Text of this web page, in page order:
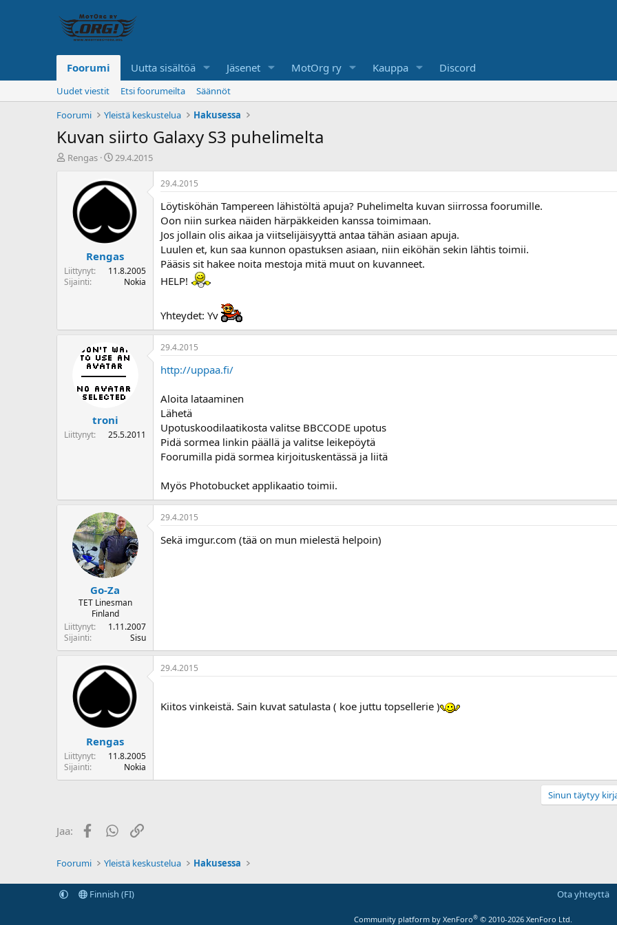
Foorumi Uutta sisältöä Jäsenet MotOrg ry Kauppa Discord
Uudet viestit Etsi foorumeilta
Säännöt
Foorumi
Yleistä keskustelua Hakusessa
Kuvan siirto Galaxy S3 puhelimelta
K
u
n
i
Rengas
A
o
i
s
p
ä
i
29.4.2015
Rengas
Liittynyt
11.8.2005
Sijainti
Nokia
29.4.2015
Löytisköhän Tampereen lähistöltä apuja? Puhelimelta kuvan siirrossa foorumille.
Oon niin surkea näiden härpäkkeiden kanssa toimimaan.
Jos jollain olis aikaa ja viitselijäisyyttä antaa tähän asiaan apuja.
Luulen et, kun saa kunnon opastuksen asiaan, niin eiköhän sekin lähtis toimii.
Pääsis sit hakee noita mestoja mitä muut on kuvanneet.
HELP!
Yhteydet: Yv
troni
Liittynyt 25.5.2011
29.4.2015
http://uppaa.fi/
Aloita lataaminen
Lähetä
Upotuskoodilaatikosta valitse BBCCODE upotus
Pidä sormea linkin päällä ja valitse leikepöytä
Foorumilla pidä sormea kirjoituskentässä ja liitä
Myös Photobucket applikaatio toimii.
Go-Za
TET Linesman
Finland
Liittynyt
1.11.2007
Sijainti
Sisu
29.4.2015
Sekä imgur.com (tää on mun mielestä helpoin)
Rengas
Liittynyt
11.8.2005
Sijainti
Nokia
29.4.2015
Kiitos vinkeistä. Sain kuvat satulasta ( koe juttu topsellerie )
Sinun täytyy
Jaa: FacebookWhatsApp
Linkki
Foorumi Yleistä keskustelua Hakusessa
Finnish (FI) Ota yhteyttä
Community platform by XenForo® © 2010-2026 XenForo Ltd.